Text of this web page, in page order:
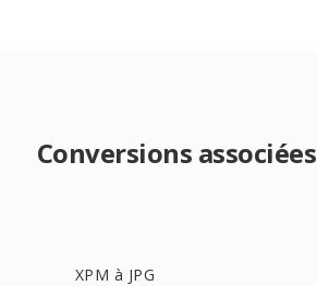
Conversions associées
XPM à JPG